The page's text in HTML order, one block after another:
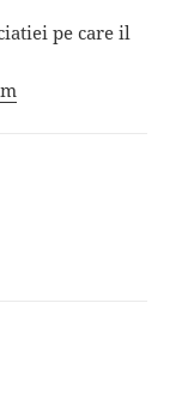
pe care il